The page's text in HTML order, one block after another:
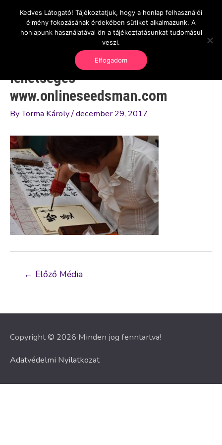
content
OnlineSeedsMan
Üzlet és szabadság
Main
lehetséges-
www.onlineseedsman.com
ByTorma Károly/december 29, 2017
Bejegyzés
← Előző Média
Copyright © 2026 Minden jog fenntartva!
Adatvédelmi Nyilatkozat
Kedves Látogató! Tájékoztatjuk, hogy a honlap felhasználói
élmény fokozásának érdekében sütiket alkalmazunk. A
honlapunk használatával ön a tájékoztatásunkat tudomásul
veszi.
Elfogadom